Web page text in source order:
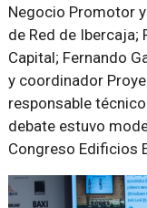
Negocio Promotor
de Red de Ibercaja;
Capital; Fernando
y coordinador
responsable
debate estuvo
Congreso Edificios